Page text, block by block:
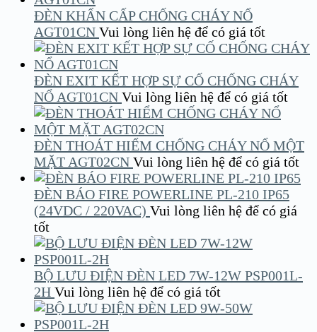
ĐÈN KHẨN CẤP CHỐNG CHÁY NỔ
AGT01CN Vui lòng liên hệ để có giá tốt
ĐÈN EXIT KẾT HỢP SỰ CỐ CHỐNG CHÁY
NỔ AGT01CN Vui lòng liên hệ để có giá tốt
ĐÈN THOÁT HIỂM CHỐNG CHÁY NỔ MỘT
MẶT AGT02CN Vui lòng liên hệ để có giá tốt
ĐÈN BÁO FIRE POWERLINE PL-210 IP65
(24VDC / 220VAC) Vui lòng liên hệ để có giá
tốt
BỘ LƯU ĐIỆN ĐÈN LED 7W-12W PSP001L-
2H Vui lòng liên hệ để có giá tốt